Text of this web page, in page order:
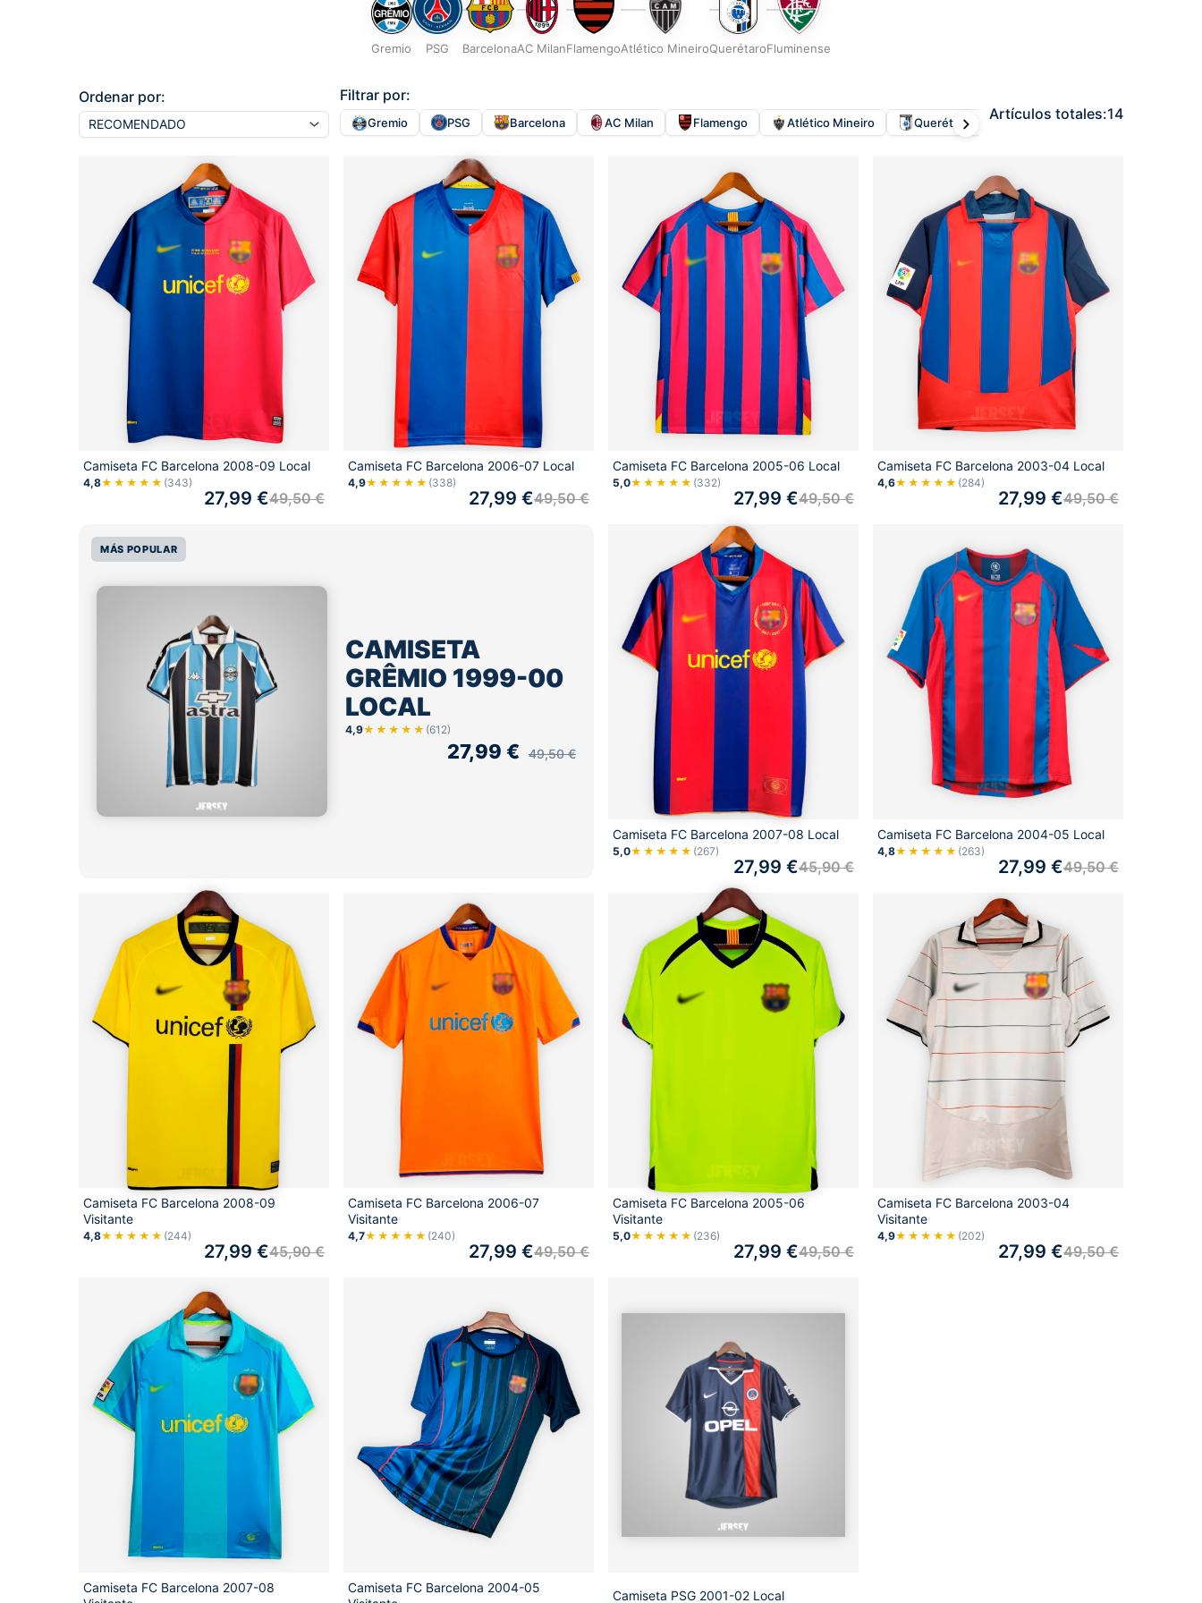
Gremio PSG BarcelonaAC MilanFlamengoAtlético MineiroQuerétaroFluminense
Ordenar por: Filtrar por:
Gremio PSG Barcelona AC Milan Flamengo Atlético Mineiro Querétaro Fluminense
Artículos totales:14
Camiseta FC Barcelona 2008-09 Local
4,8★★★★★ (343)
49,50€
27,99 €
Camiseta FC Barcelona 2006-07 Local
4,9★★★★★ (338)
49,50€
27,99 €
Camiseta FC Barcelona 2005-06 Local
5,0★★★★★ (332)
49,50€
27,99 €
Camiseta FC Barcelona 2003-04 Local
4,6★★★★★ (284)
49,50€
27,99 €
MÁS POPULAR
CAMISETA
GRÊMIO 1999-00
LOCAL
4,9★★★★★ (612)
49,50€
27,99 €
Camiseta FC Barcelona 2007-08 Local
5,0★★★★★ (267)
45,90€
27,99 €
Camiseta FC Barcelona 2004-05 Local
4,8★★★★★ (263)
49,50€
27,99 €
Camiseta FC Barcelona 2008-09
Visitante
4,8★★★★★ (244)
45,90€
27,99 €
Camiseta FC Barcelona 2006-07
Visitante
4,7★★★★★ (240)
49,50€
27,99 €
Camiseta FC Barcelona 2005-06
Visitante
5,0★★★★★ (236)
49,50€
27,99 €
Camiseta FC Barcelona 2003-04
Visitante
4,9★★★★★ (202)
49,50€
27,99 €
Camiseta FC Barcelona 2007-08
Camiseta FC Barcelona 2004-05
Camiseta PSG 2001-02 Local